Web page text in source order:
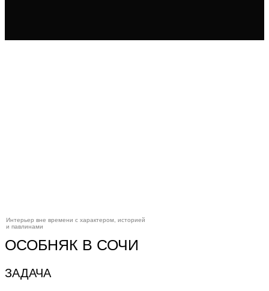
Интерьер вне времени с характером, историей
и павлинами
ОСОБНЯК В СОЧИ
ЗАДАЧА